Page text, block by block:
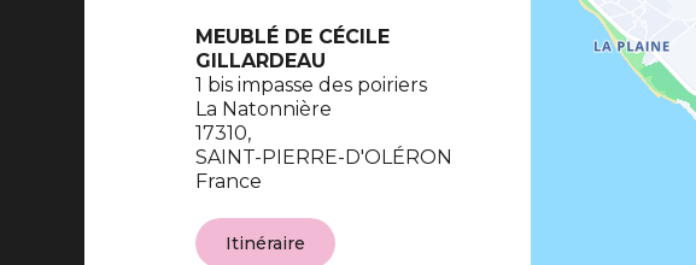
MEUBLÉ DE CÉCILE
GILLARDEAU
1 bis impasse des poiriers
La Natonnière
17310,
SAINT-PIERRE-D'OLÉRON
France
Itinéraire